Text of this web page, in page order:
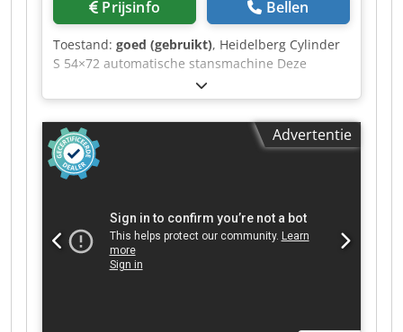
Prijsinfo Bellen
Toestand: goed (gebruikt), Heidelberg Cylinder
S 54×72 automatische stansmachine Deze
machine is in productie en direct inzetbaar.
Formaat: 540x720 mm De machine is gereed
voor het stansen. Volledig automatisch, met
centrale smering. Dkjdpjzgc Ubofx Aavsr
Inclusief montagemontage, cilinderplaat,
wagens en een set vulstukken en sloten.
Advertentie